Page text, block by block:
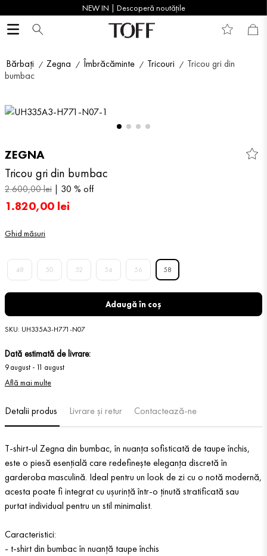
NEW IN | Descoperă noutățile
Bărbați Zegna Îmbrăcăminte Tricouri
Tricou gri din
bumbac
ZEGNA
Tricou gri din bumbac
2.600,00lei 30 % off
1.820,00 lei
Ghid măsuri
48 50 52 54 56 58
Adaugă în coș
SKU: UH335A3-H771-N07
Dată estimată de livrare:
9 august - 11 august
Află mai multe
Detalii produs Livrare și retur Contactează-ne
T-shirt-ul Zegna din bumbac, în nuanța sofisticată de taupe închis,
este o piesă esențială care redefinește eleganța discretă în
garderoba masculină. Ideal pentru un look de zi cu o notă modernă,
acesta poate fi integrat cu ușurință într-o ținută stratificată sau
purtat individual pentru un stil minimalist.
Caracteristici:
- t-shirt din bumbac în nuanță taupe închis